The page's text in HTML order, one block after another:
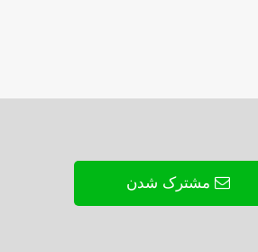
مشترک شدن